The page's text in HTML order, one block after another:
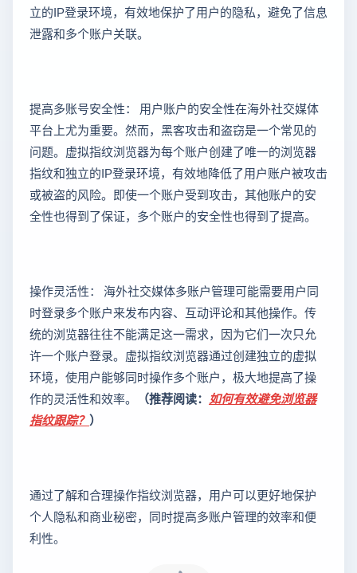
立的IP登录环境，有效地保护了用户的隐私，避免了信息
泄露和多个账户关联。
提高多账号安全性： 用户账户的安全性在海外社交媒体
平台上尤为重要。然而，黑客攻击和盗窃是一个常见的
问题。虚拟指纹浏览器为每个账户创建了唯一的浏览器
指纹和独立的IP登录环境，有效地降低了用户账户被攻击
或被盗的风险。即使一个账户受到攻击，其他账户的安
全性也得到了保证，多个账户的安全性也得到了提高。
操作灵活性： 海外社交媒体多账户管理可能需要用户同
时登录多个账户来发布内容、互动评论和其他操作。传
统的浏览器往往不能满足这一需求，因为它们一次只允
许一个账户登录。虚拟指纹浏览器通过创建独立的虚拟
环境，使用户能够同时操作多个账户，极大地提高了操
作的灵活性和效率。
（推荐阅读： 如何有效避免浏览器
指纹跟踪？ ）
通过了解和合理操作指纹浏览器，用户可以更好地保护
个人隐私和商业秘密，同时提高多账户管理的效率和便
利性。